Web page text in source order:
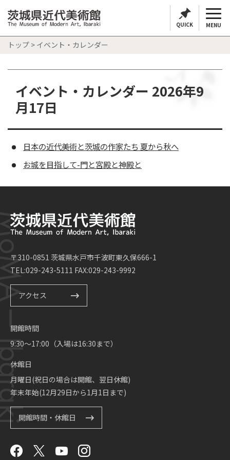
QUICK MENU
トップ > イベント・カレンダー
イベント・カレンダー 2026年9
月17日
日本の近代美術と茨城の作家たち 夏から秋へ
お城を目指して-門と宮殿と神殿と
〒310-0851 茨城県水戸市千波町東久保666-1
TEL:029-243-5111 FAX:029-243-9992
アクセス
開館時間
9:30～17:00（入場は16:30まで）
休館日
月曜日(祝日の場合は開館、翌日休館)
年末年始(12月29日から1月1日まで)
開館時間・休館日